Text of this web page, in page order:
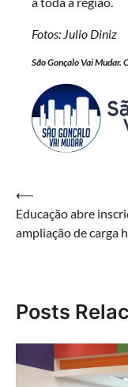
Fotos: Julio Diniz
São Gonçalo Vai Mudar.
Navegação
de
Post
⟵
Educação abre
ampliação de carga
Posts